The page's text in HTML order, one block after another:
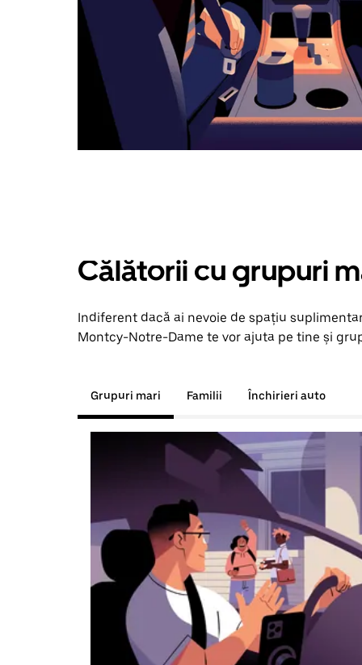
Călătorii cu grupuri
Indiferent dacă ai nevoie de spațiu
Montcy-Notre-Dame te vor ajuta pe tine și
Grupuri mari Familii Închirieri auto